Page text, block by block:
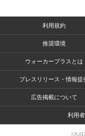
利用規約
推奨環境
ウォーカープラスとは
プレスリリース・情報提
広告掲載について
利用